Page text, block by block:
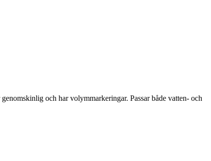
och har volymmarkeringar. Passar både vatten- och